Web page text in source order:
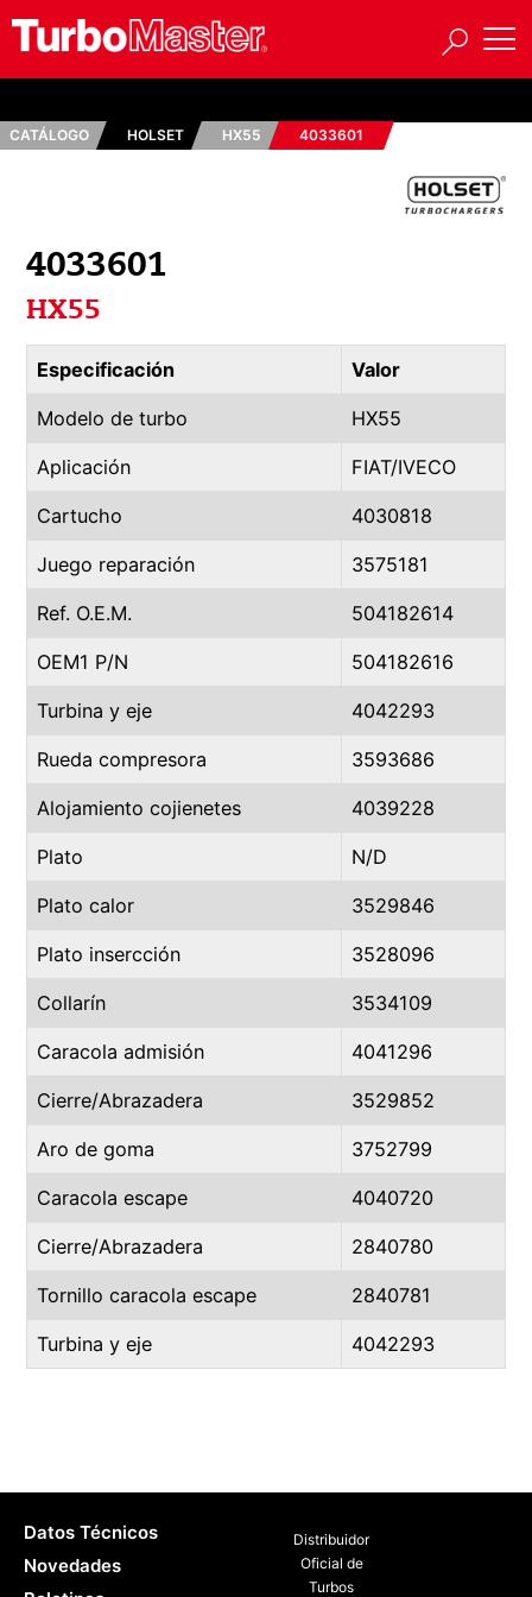
CATÁLOGO HOLSET HX55 4033601
4033601
HX55
Especificación Valor
Modelo de turbo HX55
Aplicación FIAT/IVECO
Cartucho 4030818
Juego reparación 3575181
Ref. O.E.M. 504182614
OEM1 P/N 504182616
Turbina y eje 4042293
Rueda compresora 3593686
Alojamiento cojienetes 4039228
Plato N/D
Plato calor 3529846
Plato insercción 3528096
Collarín 3534109
Caracola admisión 4041296
Cierre/Abrazadera 3529852
Aro de goma 3752799
Caracola escape 4040720
Cierre/Abrazadera 2840780
Tornillo caracola escape 2840781
Turbina y eje 4042293
Distribuidor
Oficial de
Turbos
Datos Técnicos
Novedades